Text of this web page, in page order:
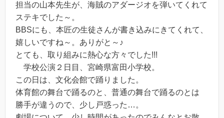
担当の山本先生が、海賊のアダージオを弾いてくれて
ステキでした～。
BBSにも、本匠の生徒さんが書き込みにきてくれて、
嬉しいですね～。ありがと～♪
とても、取り組みに熱心な方々でした!!!
学校公演２日目、宮崎県富田小学校。
この日は、文化会館で踊りました。
体育館の舞台で踊るのと、普通の舞台で踊るのとは
勝手が違うので、少し戸惑った…。